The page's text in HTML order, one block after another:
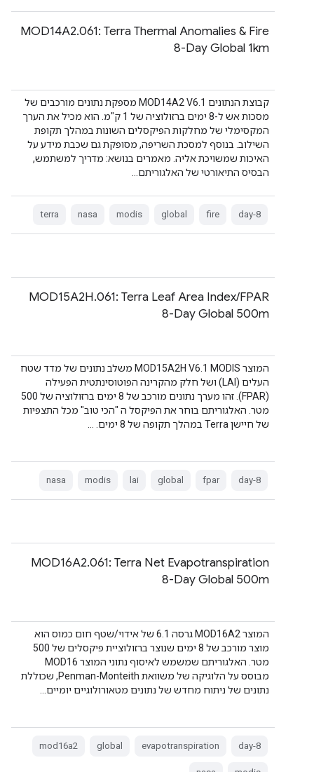
‫MOD14A2.061: Terra Thermal Anomalies & Fire
8-Day Global 1km
קבוצת הנתונים MOD14A2 V6.1 מספקת נתונים מורכבים של
מסכות אש ל-8 ימים ברזולוציה של 1 ק"מ. הוא מכיל את הערך
המקסימלי של מחלקות הפיקסלים השונות במהלך תקופת
השילוב. בנוסף למסכת השריפה, מסופקת גם שכבת מידע על
האיכות שמשויכת אליה. מאמרים בנושא: מדריך למשתמש,
הבסיס התיאורטי של האלגוריתם…
8-day
fire
global
modis
nasa
terra
‫MOD15A2H.061: Terra Leaf Area Index/FPAR
8-Day Global 500m
המוצר MOD15A2H V6.1 MODIS משלב נתונים של מדד שטח
העלים (LAI) ושל חלק מהקרינה הפוטוסינתטית הפעילה
(FPAR). זהו מערך נתונים מורכב של 8 ימים ברזולוציה של 500
מטר. האלגוריתם בוחר את הפיקסל ה "הכי טוב" מכל התצפיות
של חיישן Terra במהלך תקופה של 8 ימים. …
8-day
fpar
global
lai
modis
nasa
MOD16A2.061: Terra Net Evapotranspiration
8-Day Global 500m
המוצר MOD16A2 גרסה 6.1 של אידוי/שטף חום כמוס הוא
מוצר מורכב של 8 ימים שנוצר ברזולוציית פיקסלים של 500
מטר. האלגוריתם שמשמש לאיסוף נתוני המוצר MOD16
מבוסס על הלוגיקה של משוואת Penman-Monteith, שכוללת
נתונים של ניתוח מחדש של נתונים מטאורולוגיים יומיים…
8-day
evapotranspiration
global
mod16a2